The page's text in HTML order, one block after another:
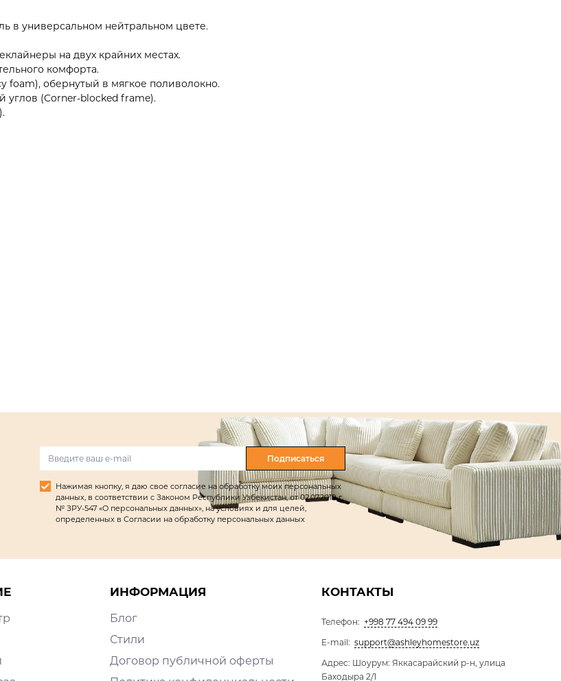
в универсальном нейтральном цвете.
на двух крайних местах.
комфорта.
обернутый в мягкое поливолокно.
(Corner-blocked frame).
Подписаться
Нажимая кнопку, я даю свое согласие на обработку моих персональных
данных, в соответствии с Законом Республики Узбекистан, от 02.07.2019 г.
№ ЗРУ-547 «О персональных данных», на условиях и для целей,
определенных в Согласии на обработку персональных данных
ИНФОРМАЦИЯ
Блог
Стили
Договор публичной оферты
КОНТАКТЫ
Телефон: +998 77 494 09 99
E-mail: support@ashleyhomestore.uz
Адрес: Шоурум: Яккасарайский р-н, улица
Баходыра 2/1